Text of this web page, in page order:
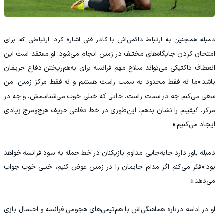
دمبله همچنین به ارتباط دائمی‌اش با کادر فنی اشاره کرد؛ ارتباطی که برای
امتحان کردن جایگاه‌های مختلف در زمین انجام می‌شود. او معتقد است این
انعطاف تاکتیکی می‌تواند سلاح مهم فرانسه برای به‌هم‌ریختن دفاع حریفان
باشد:«ما نه فقط محدود به سمت راست هستیم و نه فقط مرکز زمین. من
سعی می‌کنم چه در سمت راست، جایی که خیلی خوب می‌شناسمش، و چه در
مرکز، کیفیتم را نشان بدهم. این‌طوری در خط دفاعی حریف هرج‌ومرج زیادی
ایجاد می‌کنیم.»
دمبله باور دارد جابه‌جایی مداوم بازیکنان در خط حمله به سود فرانسه خواهد
بود:«فکر می‌کنم اگر مدام جایمان را در زمین عوض کنیم، خیلی خوب جواب
می‌دهد.»
او در ادامه درباره هماهنگی‌اش با هم‌تیمی‌های هجومی فرانسه و احتمال بازی